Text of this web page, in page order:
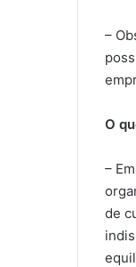
–
O
–
de